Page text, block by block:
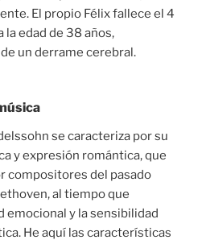
El propio Félix fallece el 4
la edad de 38 años,
un derrame cerebral.
se caracteriza por su
y expresión romántica, que
compositores del pasado
al tiempo que
emocional y la sensibilidad
He aquí las características